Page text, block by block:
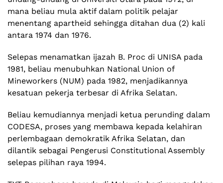
mana beliau mula aktif dalam politik pelajar
menentang apartheid sehingga ditahan dua (2) kali
antara 1974 dan 1976.
Selepas menamatkan ijazah B. Proc di UNISA pada
1981, beliau menubuhkan National Union of
Mineworkers (NUM) pada 1982, menjadikannya
kesatuan pekerja terbesar di Afrika Selatan.
Beliau kemudiannya menjadi ketua perunding dalam
CODESA, proses yang membawa kepada kelahiran
perlembagaan demokratik Afrika Selatan, dan
dilantik sebagai Pengerusi Constitutional Assembly
selepas pilihan raya 1994.